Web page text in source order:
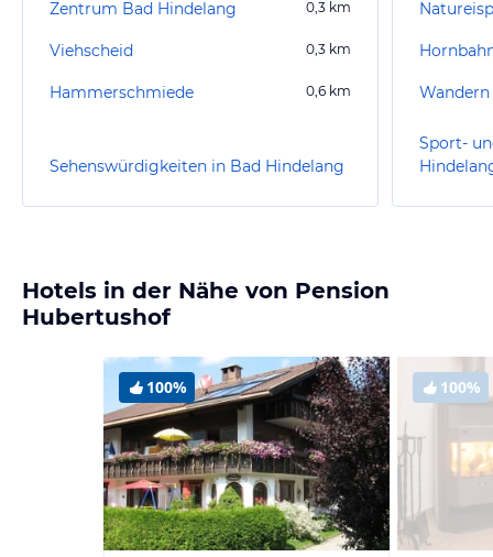
Zentrum Bad Hindelang 0,3 km
Viehscheid 0,3 km
Hammerschmiede 0,6 km
Sehenswürdigkeiten in Bad Hindelang
Sport-
Hotels in der Nähe von Pension
Hubertushof
100% 100%